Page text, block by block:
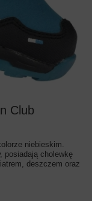
Club
niebieskim.
posiadają cholewkę
deszczem oraz